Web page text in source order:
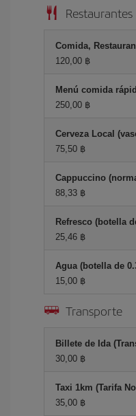
Restaurantes
Comida,
120,00 ฿
Menú comida
250,00 ฿
Cerveza Local
75,50 ฿
Cappuccino
88,33 ฿
Refresco (botella
25,46 ฿
Agua (botella de
15,00 ฿
Transporte
Billete de Ida
30,00 ฿
Taxi 1km (Tarifa
35,00 ฿